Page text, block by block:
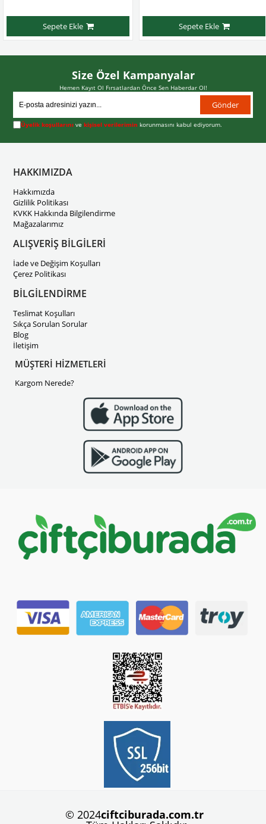
Sepete Ekle Sepete Ekle
Size Özel Kampanyalar
Hemen Kayıt Ol Fırsatlardan Önce Sen Haberdar Ol!
Gönder
Üyelik koşullarını vekişisel verilerimin korunmasını kabul ediyorum.
HAKKIMIZDA
Hakkımızda
Gizlilik Politikası
KVKK Hakkında Bilgilendirme
Mağazalarımız
ALIŞVERİŞ BİLGİLERİ
İade ve Değişim Koşulları
Çerez Politikası
BİLGİLENDİRME
Teslimat Koşulları
Sıkça Sorulan Sorular
Blog
İletişim
MÜŞTERİ HİZMETLERİ
Kargom Nerede?
© 2024ciftciburada.com.tr